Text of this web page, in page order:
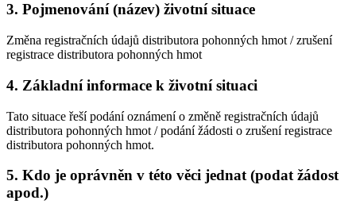
3. Pojmenování (název) životní situace
Změna registračních údajů distributora pohonných hmot / zrušení
registrace distributora pohonných hmot
4. Základní informace k životní situaci
Tato situace řeší podání oznámení o změně registračních údajů
distributora pohonných hmot / podání žádosti o zrušení registrace
distributora pohonných hmot.
5. Kdo je oprávněn v této věci jednat (podat žádost
apod.)